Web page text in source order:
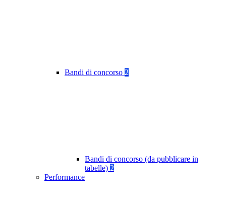
Bandi di concorso 2
Bandi di concorso (da pubblicare in
tabelle) 2
Performance